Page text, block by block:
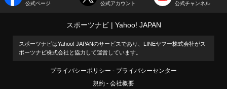
公式ページ
公式アカウント
公式チャンネル
スポーツナビ Yahoo! JAPAN
スポーツナビはYahoo! JAPANのサービスであり、LINEヤフー株式会社がス
ポーツナビ株式会社と協力して運営しています。
プライバシーポリシー
プライバシーセンター
規約
会社概要